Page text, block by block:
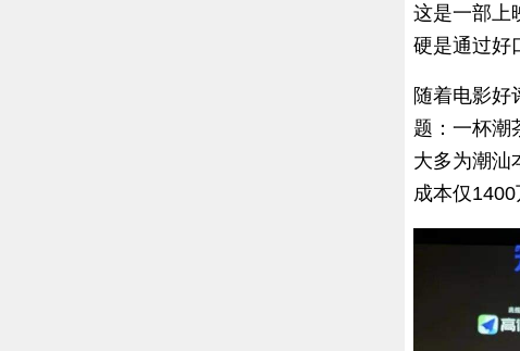
这是一部上
硬是通过好
随着电影好
题：一杯
大多为潮汕
成本仅1400